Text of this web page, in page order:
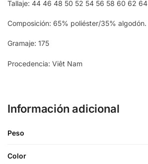
Tallaje: 44 46 48 50 52 54 56 58 60 62 64
Composición: 65% poliéster/35% algodón.
Gramaje: 175
Procedencia: Viêt Nam
Información adicional
Peso
Color